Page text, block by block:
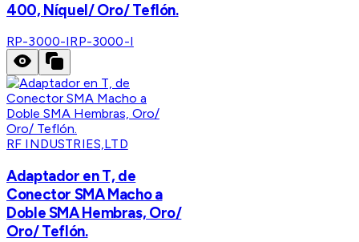
400, Níquel/ Oro/ Teflón.
RP-3000-IRP-3000-I
RF INDUSTRIES,LTD
Adaptador en T, de
Conector SMA Macho a
Doble SMA Hembras, Oro/
Oro/ Teflón.